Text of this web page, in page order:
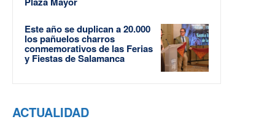
Este año se duplican a 20.000
los pañuelos charros
conmemorativos de las Ferias
y Fiestas de Salamanca
ACTUALIDAD